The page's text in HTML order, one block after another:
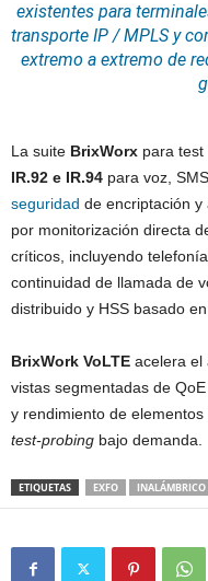
existentes para
transporte IP / MPLS y
extremo a extremo de
La suite BrixWorx para test
IR.92 e IR.94 para voz,
seguridad de encriptación y
por monitorización directa
críticos, incluyendo
continuidad de llamada de
distribuido y HSS basado
BrixWork VoLTE acelera el
vistas segmentadas de
y rendimiento de
test-probing bajo demanda.
ETIQUETAS EXFO INALÁMBRICO